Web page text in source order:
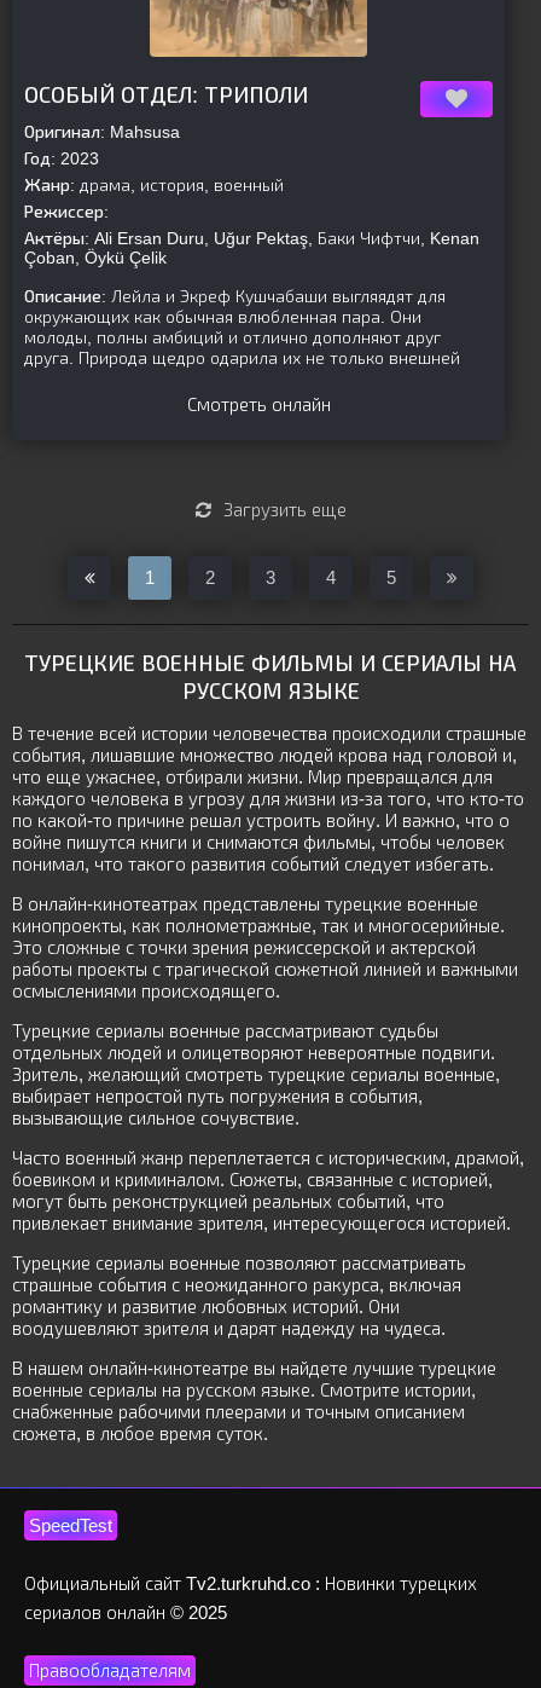
ТУРЕЦКИЕ ВОЕННЫЕ ФИЛЬМЫ И СЕРИАЛЫ НА
РУССКОМ ЯЗЫКЕ
В течение всей истории человечества происходили страшные
события, лишавшие множество людей крова над головой и,
что еще ужаснее, отбирали жизни. Мир превращался для
каждого человека в угрозу для жизни из-за того, что кто-то
по какой-то причине решал устроить войну. И важно, что о
войне пишутся книги и снимаются фильмы, чтобы человек
понимал, что такого развития событий следует избегать.
В онлайн-кинотеатрах представлены турецкие военные
кинопроекты, как полнометражные, так и многосерийные.
Это сложные с точки зрения режиссерской и актерской
работы проекты с трагической сюжетной линией и важными
осмыслениями происходящего.
Турецкие сериалы военные рассматривают судьбы
отдельных людей и олицетворяют невероятные подвиги.
Зритель, желающий смотреть турецкие сериалы военные,
выбирает непростой путь погружения в события,
вызывающие сильное сочувствие.
Часто военный жанр переплетается с историческим, драмой,
боевиком и криминалом. Сюжеты, связанные с историей,
могут быть реконструкцией реальных событий, что
привлекает внимание зрителя, интересующегося историей.
Турецкие сериалы военные позволяют рассматривать
страшные события с неожиданного ракурса, включая
романтику и развитие любовных историй. Они
воодушевляют зрителя и дарят надежду на чудеса.
В нашем онлайн-кинотеатре вы найдете лучшие турецкие
военные сериалы на русском языке. Смотрите истории,
снабженные рабочими плеерами и точным описанием
сюжета, в любое время суток.
ОСОБЫЙ ОТДЕЛ: ТРИПОЛИ
Оригинал: Mahsusa
Год: 2023
Жанр: драма, история, военный
Режиссер:
Актёры: Ali Ersan Duru, Uğur Pektaş, Баки Чифтчи, Kenan
Çoban, Öykü Çelik
Описание: Лейла и Экреф Кушчабаши выгляядят для
окружающих как обычная влюбленная пара. Они
молоды, полны амбиций и отлично дополняют друг
друга. Природа щедро одарила их не только внешней
Смотреть онлайн
Загрузить еще
1 2 3 4 5
SpeedTest
Официальный сайт Tv2.turkruhd.co : Новинки турецких
сериалов онлайн © 2025
Правообладателям